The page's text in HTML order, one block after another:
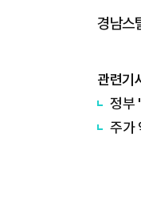
경남스
관련기
정부
주가